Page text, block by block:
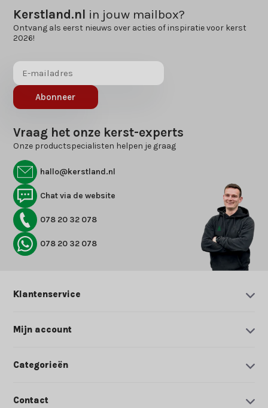
Kerstland.nl in jouw mailbox?
Ontvang als eerst nieuws over acties of inspiratie voor kerst
2026!
Abonneer
Vraag het onze kerst-experts
Onze productspecialisten helpen je graag
hallo@kerstland.nl
Chat via de website
078 20 32 078
078 20 32 078
Klantenservice
Mijn account
Categorieën
Contact